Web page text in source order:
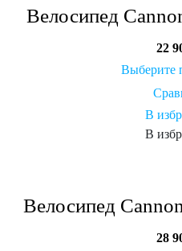
Велосипед
22
Выберите
В
В
Велосипед
28